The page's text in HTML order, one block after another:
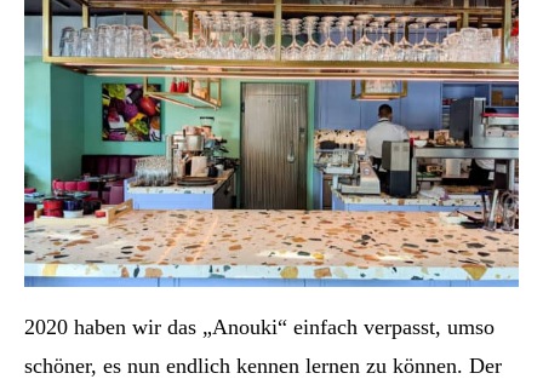
2020 haben wir das „Anouki“ einfach verpasst, umso
schöner, es nun endlich kennen lernen zu können. Der